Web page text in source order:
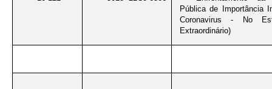
Pública de Importância
Coronavirus - No
Extraordinário)